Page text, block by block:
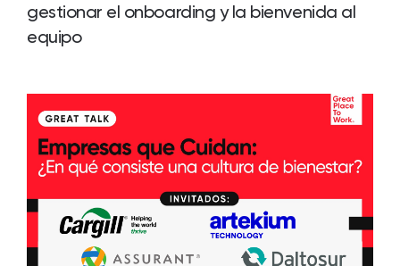
gestionar el onboarding y la bienvenida al
equipo